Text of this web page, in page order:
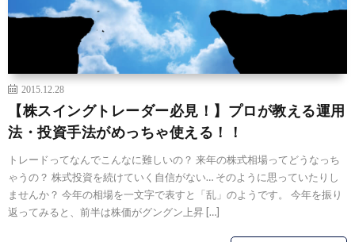
2015.12.28
【株スイングトレーダー必見！】プロが教える運用
法・投資手法がめっちゃ使える！！
トレードってなんでこんなに難しいの？ 来年の株式相場ってどうなっち
ゃうの？ 株式投資を続けていく自信がない… そのように思っていたりし
ませんか？ 今年の相場を一文字で表すと「乱」のようです。 今年を振り
返ってみると、前半は株価がグングン上昇 […]